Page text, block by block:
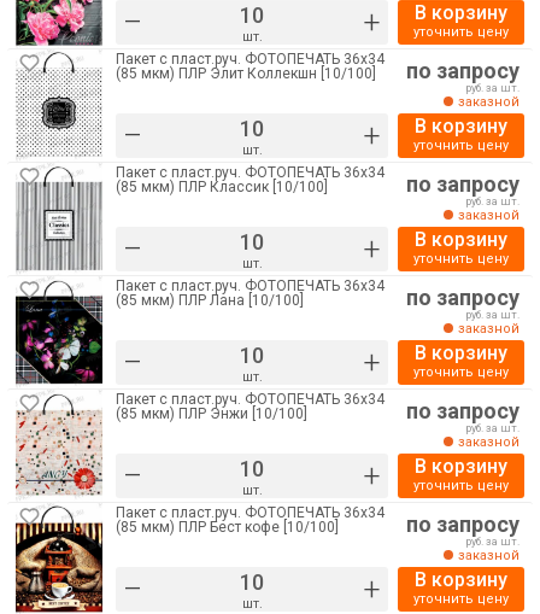
– шт. + В корзину
уточнить цену
Пакет с пласт.руч. ФОТОПЕЧАТЬ 36х34
(85 мкм) ПЛР Элит Коллекшн [10/100]
– шт. +
по запросу
руб. за шт.
заказной
В корзину
уточнить цену
Пакет с пласт.руч. ФОТОПЕЧАТЬ 36х34
(85 мкм) ПЛР Классик [10/100]
– шт. +
по запросу
руб. за шт.
заказной
В корзину
уточнить цену
Пакет с пласт.руч. ФОТОПЕЧАТЬ 36х34
(85 мкм) ПЛР Лана [10/100]
– шт. +
по запросу
руб. за шт.
заказной
В корзину
уточнить цену
Пакет с пласт.руч. ФОТОПЕЧАТЬ 36х34
(85 мкм) ПЛР Энжи [10/100]
– шт. +
по запросу
руб. за шт.
заказной
В корзину
уточнить цену
Пакет с пласт.руч. ФОТОПЕЧАТЬ 36х34
(85 мкм) ПЛР Бест кофе [10/100]
– шт. +
по запросу
руб. за шт.
заказной
В корзину
уточнить цену